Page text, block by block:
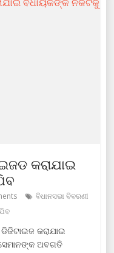
କରାଯାଇ
ବିଧାନସଭା ବିବରଣୀ
କରାଯାଇ
ଅବଗତି